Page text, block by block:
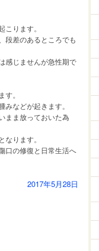
ります。
段差のあるところでも
感じませんが急性期で
。
などが起きます。
まま放っておいた為
ります。
口の修復と日常生活へ
2017年5月28日